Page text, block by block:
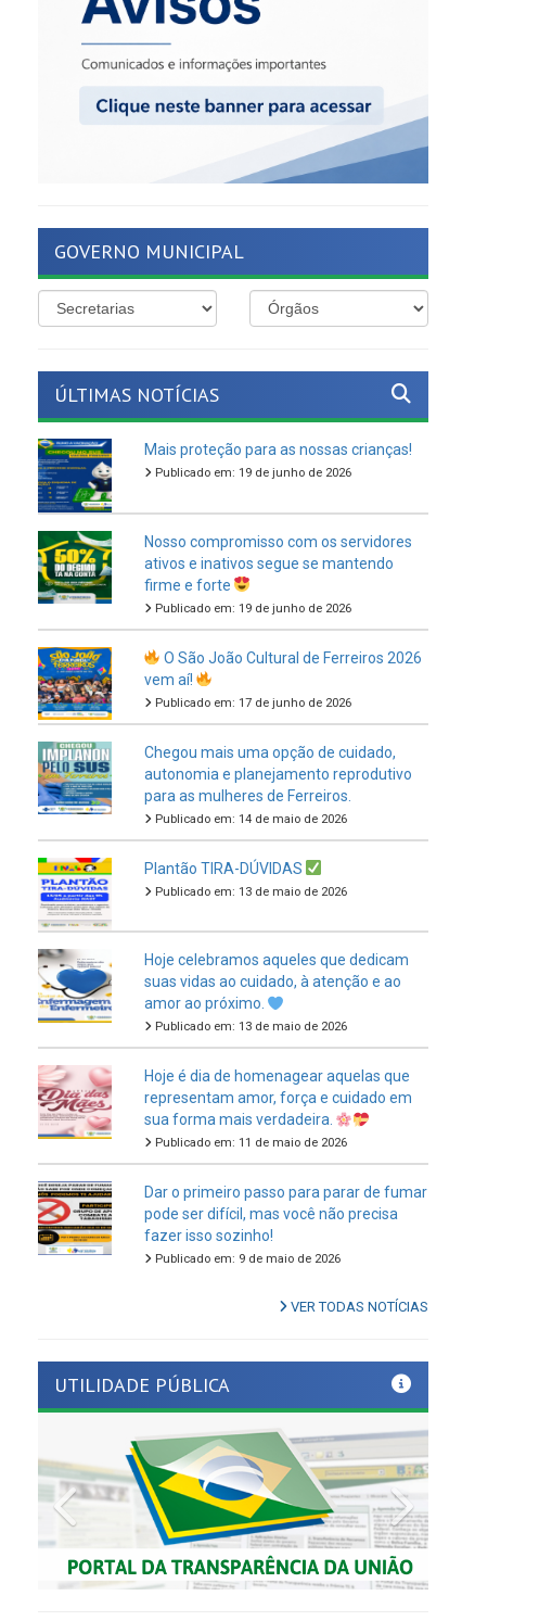
Mais proteção para as nossas crianças!
firme e forte
Publicado em: 19 de junho de 2026
Publicado em: 17 de junho de 2026
para as mulheres de Ferreiros.
Publicado em: 14 de maio de 2026
Publicado em: 13 de maio de 2026
amor ao próximo.
Publicado em: 13 de maio de 2026
sua forma mais verdadeira.
Publicado em: 11 de maio de 2026
fazer isso sozinho!
Publicado em: 9 de maio de 2026
Previous Next